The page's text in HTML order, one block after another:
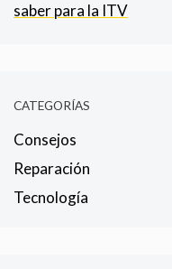
saber para la ITV
CATEGORÍAS
Consejos
Reparación
Tecnología